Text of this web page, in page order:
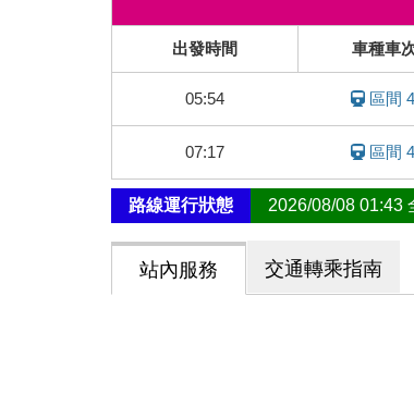
車
出發時間 車種車
05:54 區間
07:17 區間
路線運行狀態 2026/08/08 01:43
站內服務 交通轉乘指南